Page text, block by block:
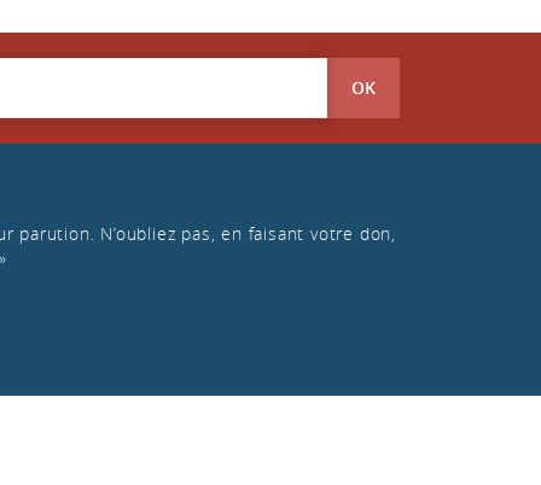
OK
N’oubliez pas, en faisant votre don,